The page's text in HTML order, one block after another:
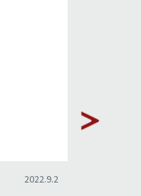
2022.9.2